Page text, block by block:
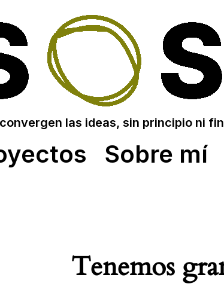
las ideas, sin principio ni
Sobre mí
Tenemos